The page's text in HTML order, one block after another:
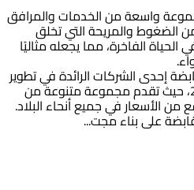
واسعة من الخدمات والمرافق
من الضغوط والمريحة التي تخلق
الفاخرة، مما يجعله مثاليًا
إحدى الشركات الرائدة في تطوير
العقارات في مصر منذ عام 2005، حيث تقدم مجموعة متنوعة من
من الأسعار في جميع أنحاء البلاد.
على بناء مجت...